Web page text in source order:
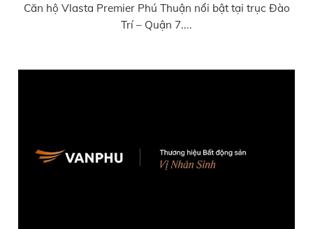
Căn hộ Vlasta Premier Phú Thuận nổi bật tại trục Đào
Trí – Quận 7....